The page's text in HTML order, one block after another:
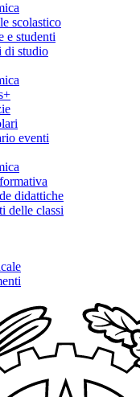
scolastico
e studenti
di studio
eventi
didattiche
delle classi